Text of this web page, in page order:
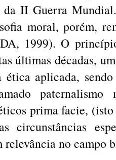
II Guerra
moral, porém,
1999). O
últimas décadas,
ética aplicada,
prima facie, (isto
circunstâncias
relevância no campo